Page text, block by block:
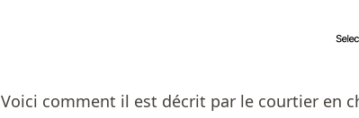
Voici comment il est décrit par le courtier en